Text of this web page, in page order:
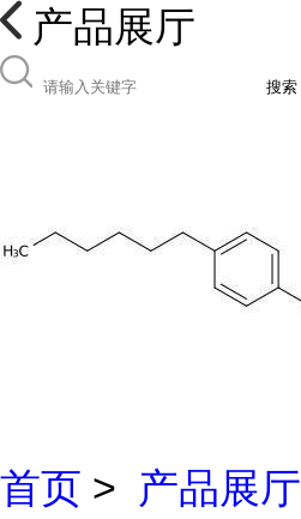
产品展厅
搜索
首页 > 产品展厅